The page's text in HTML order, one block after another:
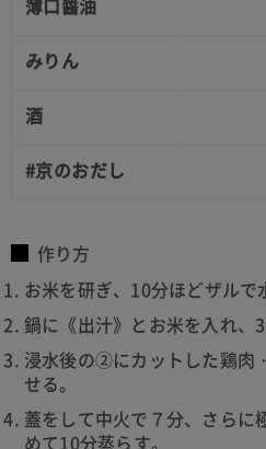
薄口醤油
みりん
酒
#京のおだし
作り方
お米を研ぎ、10分ほどザルで
鍋に《出汁》とお米を入れ、
浸水後の②にカットした鶏肉
せる。
蓋をして中火で７分、さらに
めて10分蒸らす。